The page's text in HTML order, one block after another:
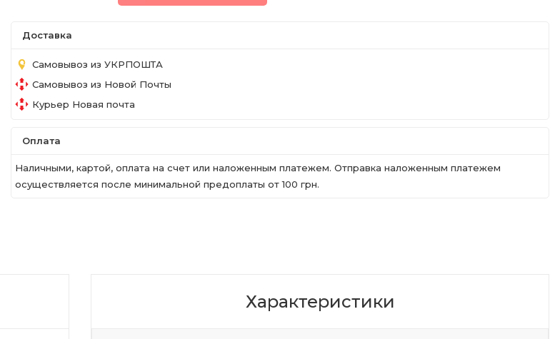
Доставка
Самовывоз из УКРПОШТА
Самовывоз из Новой Почты
Курьер Новая почта
Оплата
Наличными, картой, оплата на счет или наложенным платежем. Отправка наложенным платежем
осуществляется после минимальной предоплаты от 100 грн.
Характеристики